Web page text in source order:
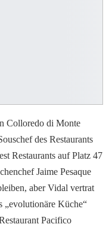
Colloredo di Monte
des Restaurants
Restaurants auf Platz 47
Jaime Pesaque
aber Vidal vertrat
„evolutionäre Küche“
Pacifico